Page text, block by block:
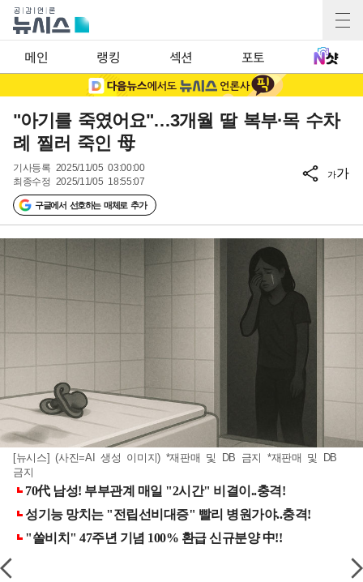
메인 랭킹 섹션 포토
"아기를 죽였어요"…3개월 딸 복부·목 수차
례 찔러 죽인 母
기사등록 2025/11/05 03:00:00
최종수정 2025/11/05 18:55:07
구글에서 선호하는 매체로 추가
가가
[뉴시스] (사진=AI 생성 이미지) *재판매 및 DB 금지 *재판매 및 DB
금지